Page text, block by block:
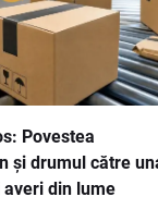
Povestea
și drumul către
din lume